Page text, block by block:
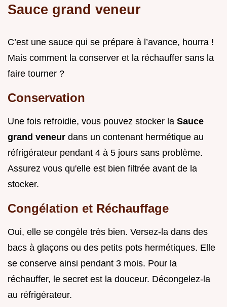
Sauce grand veneur
C’est une sauce qui se prépare à l’avance, hourra !
Mais comment la conserver et la réchauffer sans la
faire tourner ?
Conservation
Une fois refroidie, vous pouvez stocker la Sauce
grand veneur dans un contenant hermétique au
réfrigérateur pendant 4 à 5 jours sans problème.
Assurez vous qu'elle est bien filtrée avant de la
stocker.
Congélation et Réchauffage
Oui, elle se congèle très bien. Versez-la dans des
bacs à glaçons ou des petits pots hermétiques. Elle
se conserve ainsi pendant 3 mois. Pour la
réchauffer, le secret est la douceur. Décongelez-la
au réfrigérateur.